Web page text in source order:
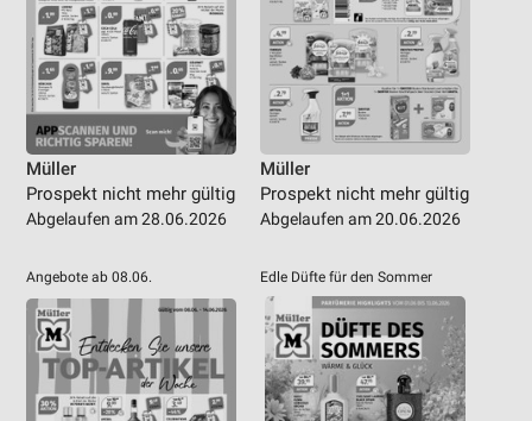
Müller
Prospekt nicht mehr gültig
Abgelaufen am 28.06.2026
Müller
Prospekt nicht mehr gültig
Abgelaufen am 20.06.2026
Angebote ab 08.06. Edle Düfte für den Sommer